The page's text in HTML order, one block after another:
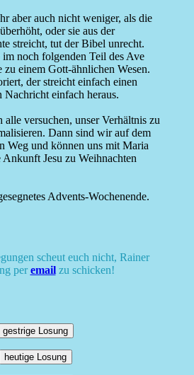
aber auch nicht weniger, als die
oder sie aus der
streicht, tut der Bibel unrecht.
noch folgenden Teil des Ave
zu einem Gott-ähnlichen Wesen.
der streicht einfach einen
Nachricht einfach heraus.
versuchen, unser Verhältnis zu
Dann sind wir auf dem
Weg und können uns mit Maria
Jesu zu Weihnachten
Advents-Wochenende.
scheut euch nicht, Rainer
peremailzu schicken!
gestrige Losung
heutige Losung